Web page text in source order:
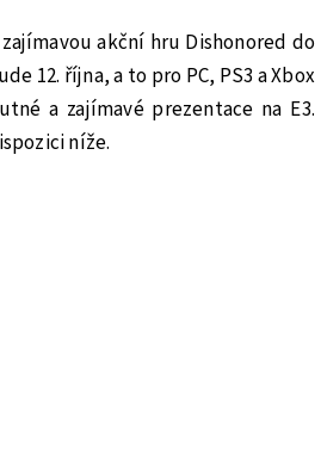
akční hru Dishonored do
12. října, a to pro PC, PS3 a Xbox
a zajímavé prezentace na E3.
níže.